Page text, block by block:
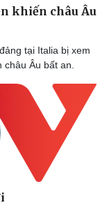
khiến châu Âu
tại Italia bị xem
châu Âu bất an.